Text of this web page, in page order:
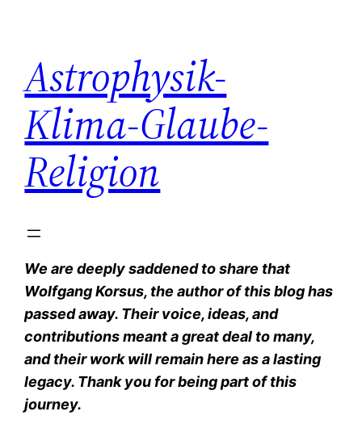
springen
Astrophysik-
Klima-Glaube-
Religion
We are deeply saddened to share that
Wolfgang Korsus, the author of this blog has
passed away. Their voice, ideas, and
contributions meant a great deal to many,
and their work will remain here as a lasting
legacy. Thank you for being part of this
journey.